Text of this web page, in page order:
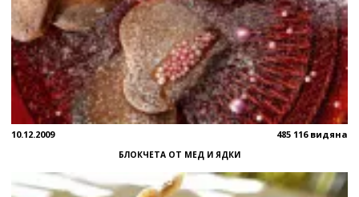
10.12.2009 485 116 видяна
БЛОКЧЕТА ОТ МЕД И ЯДКИ